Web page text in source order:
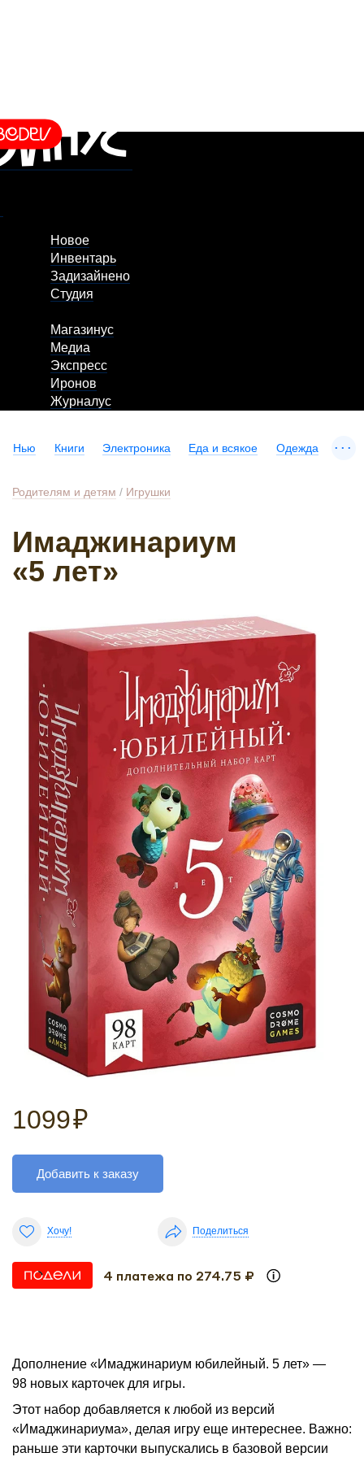
Новое
Инвентарь
Задизайнено
Студия
Магазинус
Медиа
Экспресс
Иронов
Журналус
Нью Книги Электроника Еда и всякое Одежда ...
Родителям и детям / Игрушки
Имаджинариум
«5 лет»
1099₽
Добавить к заказу
Хочу! Поделиться
4 платежа по 274.75 ₽
Дополнение «Имаджинариум юбилейный. 5 лет» —
98 новых карточек для игры.
Этот набор добавляется к любой из версий
«Имаджинариума», делая игру еще интереснее. Важно:
раньше эти карточки выпускались в базовой версии